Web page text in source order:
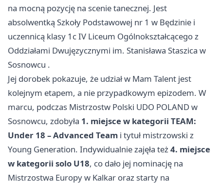
na mocną pozycję na scenie tanecznej. Jest
absolwentką Szkoły Podstawowej nr 1 w Będzinie i
uczennicą klasy 1c IV Liceum Ogólnokształcącego z
Oddziałami Dwujęzycznymi im. Stanisława Staszica w
Sosnowcu .
Jej dorobek pokazuje, że udział w Mam Talent jest
kolejnym etapem, a nie przypadkowym epizodem. W
marcu, podczas Mistrzostw Polski UDO POLAND w
Sosnowcu, zdobyła 1. miejsce w kategorii TEAM:
Under 18 – Advanced Team i tytuł mistrzowski z
Young Generation. Indywidualnie zajęła też 4. miejsce
w kategorii solo U18, co dało jej nominację na
Mistrzostwa Europy w Kalkar oraz starty na